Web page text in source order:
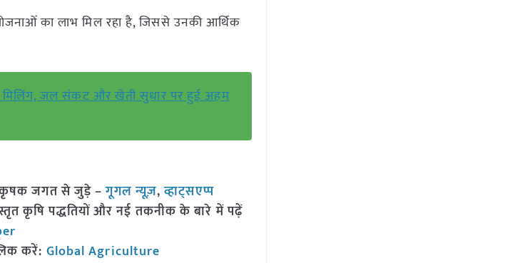
का लाभ मिल रहा है, जिससे उनकी आर्थिक
मिलिंग, जल संकट और खेती सुधार पर हुई अहम
कृषक जगत से जुड़े –गूगल न्यूज़,व्हाट्सएप्प
कृषि पद्धतियों और नई तकनीक के बारे में पढ़ें
करें: Global Agriculture